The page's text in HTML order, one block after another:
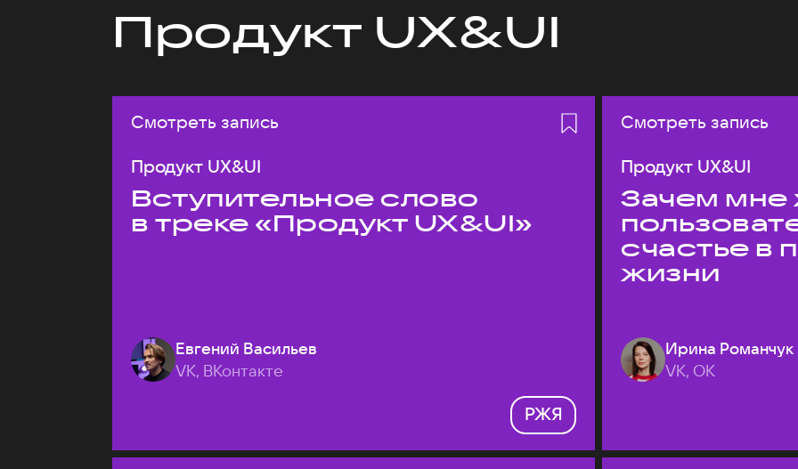
Продукт UX&UI
Смотреть запись
Продукт UX&UI
Вступительное слово
в треке «Продукт UX&UI»
Евгений Васильев
VK, ВКонтакте
РЖЯ
Смотреть запись
Продукт UX&UI
Зачем мне
счастье в
жизни
Ирина Романчук
VK, ОК